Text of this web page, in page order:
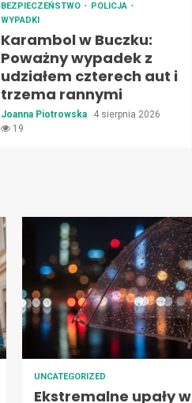
BEZPIECZEŃSTWO
POLICJA
WYPADKI
Karambol w Buczku:
Poważny wypadek z
udziałem czterech aut i
trzema rannymi
Joanna Piotrowska
4 sierpnia 2026
19
UNCATEGORIZED
Ekstremalne upały w